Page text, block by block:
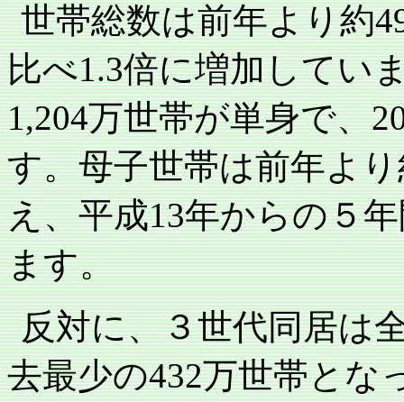
世帯総数は前年より約
比べ1.3倍に増加してい
1,204万世帯が単身で、
す。母子世帯は前年よ
え、平成13年からの５
ます。
反対に、３世代同居は
去最少の432万世帯とな